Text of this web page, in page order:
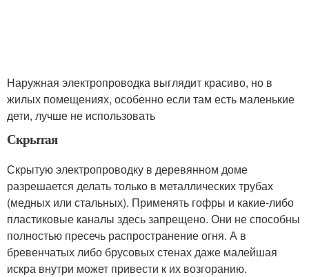
Наружная электропроводка выглядит красиво, но в
жилых помещениях, особенно если там есть маленькие
дети, лучше не использовать
Скрытая
Скрытую электропроводку в деревянном доме
разрешается делать только в металлических трубах
(медных или стальных). Применять гофры и какие-либо
пластиковые каналы здесь запрещено. Они не способны
полностью пресечь распространение огня. А в
бревенчатых либо брусовых стенах даже малейшая
искра внутри может привести к их возгоранию.